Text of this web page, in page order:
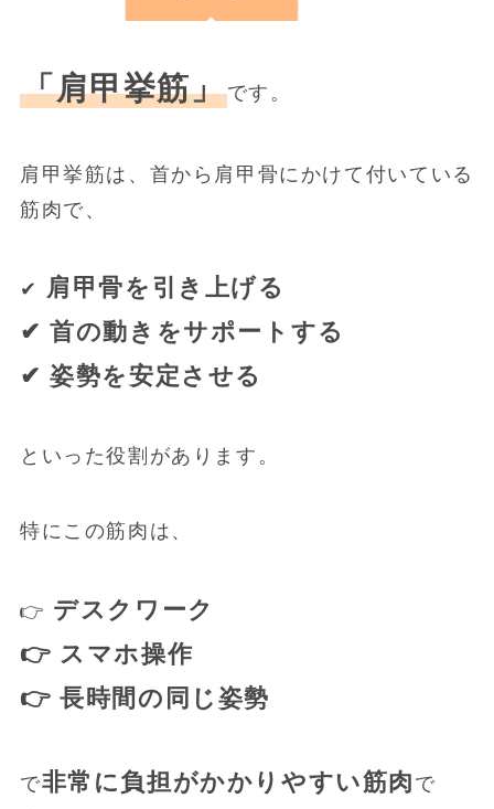
「肩甲挙筋」です。
肩甲挙筋は、首から肩甲骨にかけて付いている
筋肉で、
✔ 肩甲骨を引き上げる
✔ 首の動きをサポートする
✔ 姿勢を安定させる
といった役割があります。
特にこの筋肉は、
👉 デスクワーク
👉 スマホ操作
👉 長時間の同じ姿勢
で非常に負担がかかりやすい筋肉 で